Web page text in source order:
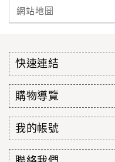
網站地圖
快速連結
購物導覽
我的帳號